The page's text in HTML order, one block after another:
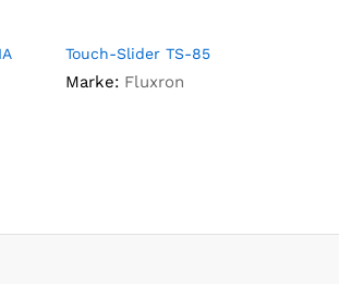
Touch-Slider TS-85
Marke: Fluxron